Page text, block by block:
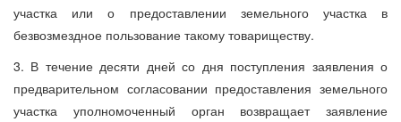
участка или о предоставлении земельного участка в
безвозмездное пользование такому товариществу.
3. В течение десяти дней со дня поступления заявления о
предварительном согласовании предоставления земельного
участка уполномоченный орган возвращает заявление